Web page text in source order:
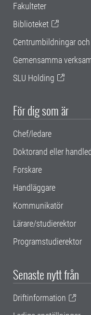
Fakulteter
Biblioteket
Centrumbildningar
Gemensamma
SLU Holding
För dig som är
Chef/ledare
Doktorand eller
Forskare
Handläggare
Kommunikatör
Lärare/studierektor
Programstudierektor
Senaste nytt från
Driftinformation